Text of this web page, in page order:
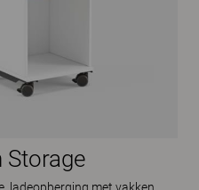
Storage